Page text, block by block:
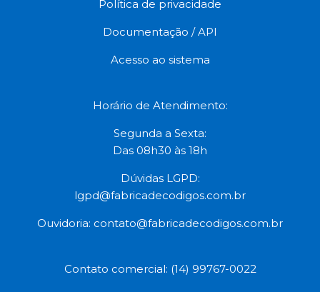
Política de privacidade
Documentação / API
Acesso ao sistema
Horário de Atendimento:
Segunda a Sexta:
Das 08h30 às 18h
Dúvidas LGPD:
lgpd@fabricadecodigos.com.br
Ouvidoria: contato@fabricadecodigos.com.br
Contato comercial: (14) 99767-0022